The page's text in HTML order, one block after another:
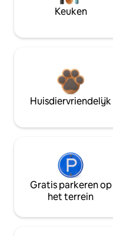
Keuken
Huisdiervriendelijk
Gratis parkeren op
het terrein